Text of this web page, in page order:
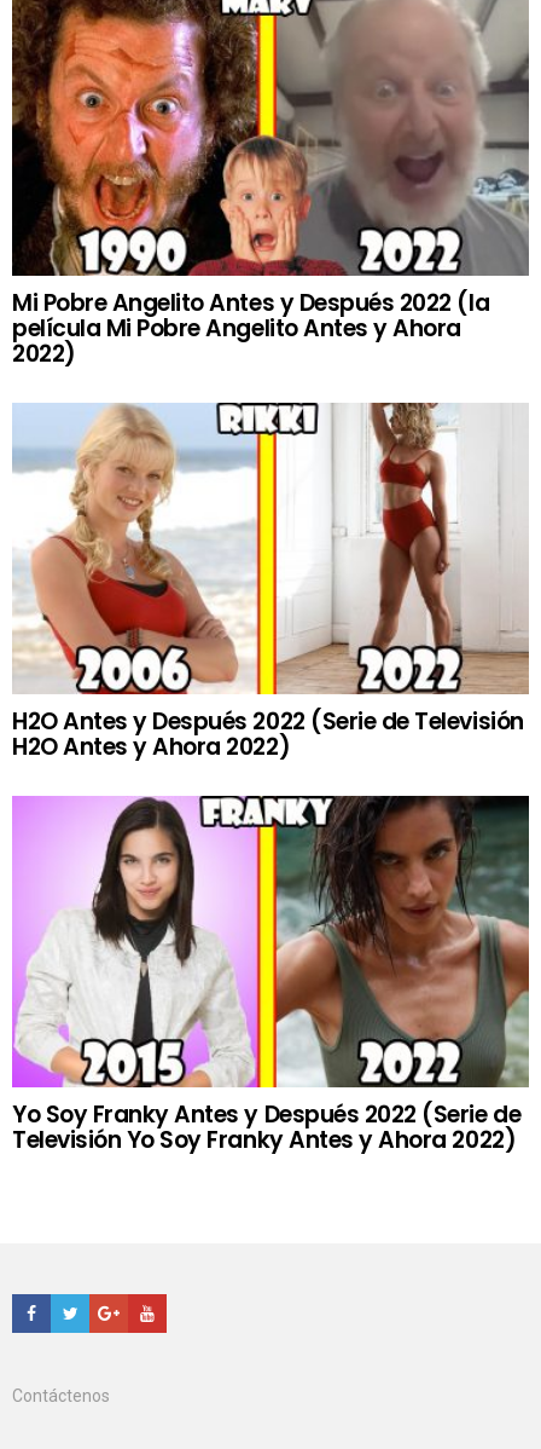
Mi Pobre Angelito Antes y Después 2022 (la
película Mi Pobre Angelito Antes y Ahora
2022)
H2O Antes y Después 2022 (Serie de Televisión
H2O Antes y Ahora 2022)
Yo Soy Franky Antes y Después 2022 (Serie de
Televisión Yo Soy Franky Antes y Ahora 2022)
Facebook
TwitterGoogle+Youtube
Contáctenos